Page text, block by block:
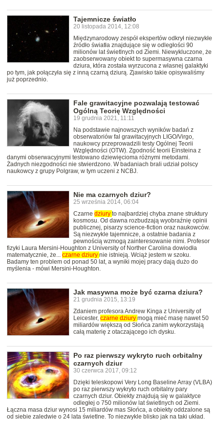
Tajemnicze światło
20 listopada 2014, 12:08
Międzynarodowy zespół ekspertów odkrył niezwykłe
źródło światła znajdujące się w odległości 90
milionów lat świetlnych od Ziemi. Niewykluczone, że
zaobserwowany obiekt to supermasywna czarna
dziura, która została wyrzucona z własnej galaktyki
po tym, jak połączyła się z inną czarną dziurą. Zjawisko takie opisywaliśmy
już poprzednio.
Fale grawitacyjne pozwalają testować
Ogólną Teorię Względności
19 grudnia 2021, 11:11
Na podstawie najnowszych wyników badań z
obserwatoriów fal grawitacyjnych LIGO/Virgo,
naukowcy przeprowadzili testy Ogólnej Teorii
Względności (OTW). Zgodność teorii Einsteina z
danymi obserwacyjnymi testowano dziewięcioma różnymi metodami.
Żadnych niezgodności nie stwierdzono. W badaniach brali udział polscy
naukowcy z grupy Polgraw, w tym uczeni z NCBJ.
Nie ma czarnych dziur?
25 września 2014, 06:04
Czarne dziury to najbardziej chyba znane struktury
kosmosu. Od dawna rozbudzają wyobraźnię opinii
publicznej, pisarzy science-fiction oraz naukowców.
Są niezwykle tajemnicze, a ostatnie badania z
pewnością wzmogą zainteresowanie nimi. Profesor
fizyki Laura Mersini-Houghton z University of Norther Carolina dowiodła
matematycznie, że... czarne dziury nie istnieją. Wciąż jestem w szoku.
Badamy ten problem od ponad 50 lat, a wyniki mojej pracy dają dużo do
myślenia - mówi Mersini-Houghton.
Jak masywna może być czarna dziura?
21 grudnia 2015, 13:19
Zdaniem profesora Andrew Kinga z University of
Leicester, czarne dziury mogą mieć masę nawet 50
miliardów większą od Słońca zanim wykorzystają
całą materię z otaczającego ich dysku.
Po raz pierwszy wykryto ruch orbitalny
czarnych dziur
30 czerwca 2017, 09:12
Dzięki teleskopowi Very Long Baseline Array (VLBA)
po raz pierwszy wykryto ruch orbitalny pary
czarnych dziur. Obiekty znajdują się w galaktyce
odległej o 750 milionów lat świetlnych od Ziemi.
Łączna masa dziur wynosi 15 miliardów mas Słońca, a obiekty oddzalone są
od siebie zaledwie o 24 lata świetlne. To niezwykle blisko jak na taki układ.